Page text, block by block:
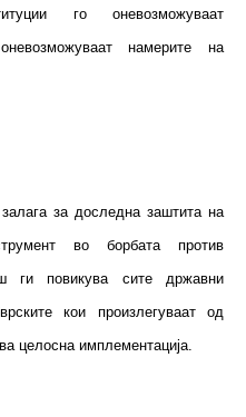
го оневозможуваат
намерите на
залага за доследна заштита на
во борбата против
ги повикува сите државни
кои произлегуваат од
целосна имплементација.